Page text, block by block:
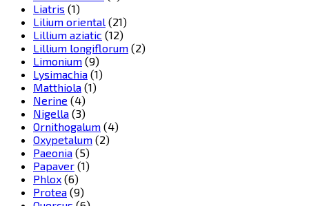
Liatris (1)
Lilium oriental (21)
Lillium aziatic (12)
Lillium longiflorum (2)
Limonium (9)
Lysimachia (1)
Matthiola (1)
Nerine (4)
Nigella (3)
Ornithogalum (4)
Oxypetalum (2)
Paeonia (5)
Papaver (1)
Phlox (6)
Protea (9)